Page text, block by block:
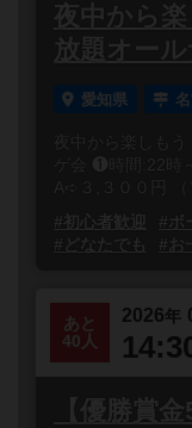
夜中から
放題オー
愛知県
夜中から楽しもう
ゲ会 ❶時間:22
A➪３,３００円 （
#初心者歓迎
#ボ
#どなたでも
#お
あと
40人
2026年
【優勝賞